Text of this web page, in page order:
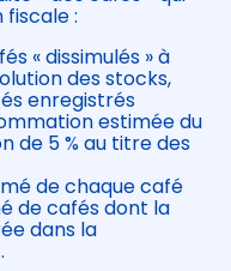
fiscale :
« dissimulés » à
des stocks,
enregistrés
estimée du
de 5 % au titre des
de chaque café
de cafés dont la
dans la